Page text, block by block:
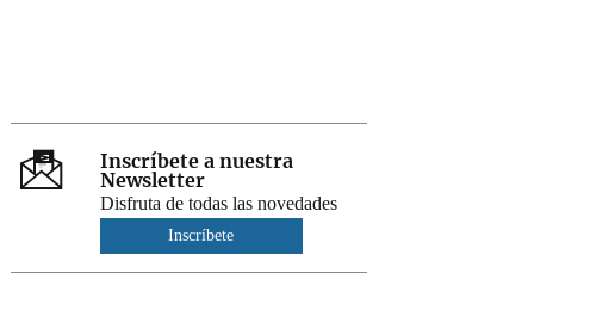
Inscríbete a nuestra
Newsletter
Disfruta de todas las novedades
Inscríbete